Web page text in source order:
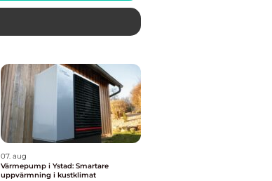
07. aug
Värmepump i Ystad: Smartare
uppvärmning i kustklimat